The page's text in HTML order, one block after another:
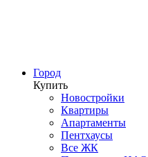
Город
Купить
Новостройки
Квартиры
Апартаменты
Пентхаусы
Все ЖК